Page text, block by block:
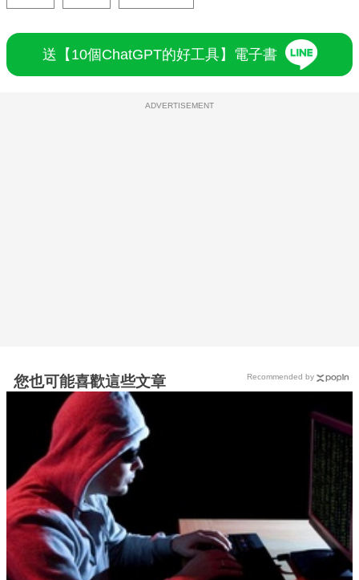
送【10個ChatGPT的好工具】電子書
ADVERTISEMENT
您也可能喜歡這些文章 Recommended by